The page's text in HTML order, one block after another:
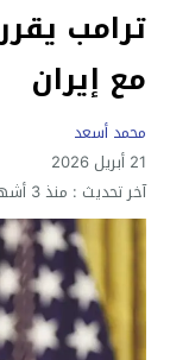
ترامب
مع إيران
محمد أسعد
21 أبريل 2026
آخر تحديث : منذ 3 أشهر